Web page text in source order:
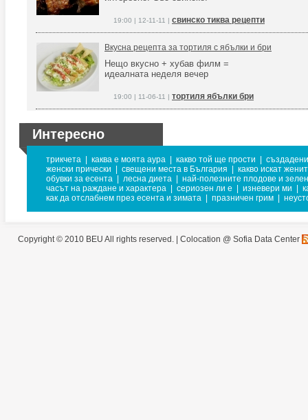
19:00 | 12-11-11 | свинско тиква рецепти
Вкусна рецепта за тортиля с ябълки и бри
Нещо вкусно + хубав филм =
идеалната неделя вечер
19:00 | 11-06-11 | тортиля ябълки бри
Интересно
трикчета каква е моята аура какво той ще прости
женски прически
свещени места в България
какво искат
обувки за есента
лесна диета
най-полезните плодове и
часът на раждане и характера
сериозен ли е изневери ми
как да отслабнем през есента и зимата
празничен грим
Copyright © 2010 BEU All rights reserved. | Colocation @ Sofia Data Center